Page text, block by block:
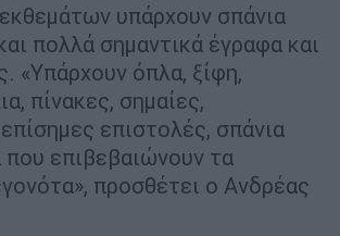
υπάρχουν σπάνια
πολλά σημαντικά έγραφα και
«Υπάρχουν όπλα, ξίφη,
πίνακες, σημαίες,
επιστολές, σπάνια
επιβεβαιώνουν τα
προσθέτει ο Ανδρέας